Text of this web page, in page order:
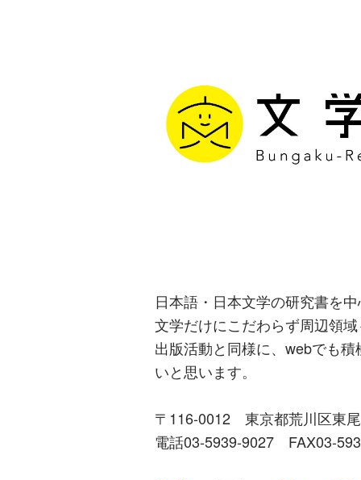
日本語・日本文学の研究書を
文学だけにこだわらず周辺領
出版活動と同様に、webでも
いと思います。
〒116-0012 東京都荒川区東
電話03-5939-9027 FAX03-